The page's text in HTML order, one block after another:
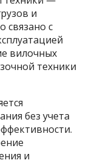
и
связано с
вилочных
техники
без учета
и